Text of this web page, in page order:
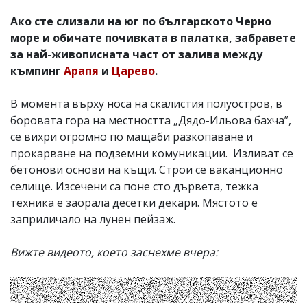
Ако сте слизали на юг по българското Черно
море и обичате почивката в палатка, забравете
за най-живописната част от залива между
къмпинг Арапя и Царево.
В момента върху носа на скалистия полуостров, в
боровата гора на местността „Дядо-Ильова бахча”,
се вихри огромно по мащаби разкопаване и
прокарване на подземни комуникации. Изливат се
бетонови основи на къщи. Строи се ваканционно
селище. Изсечени са поне сто дървета, тежка
техника е заорала десетки декари. Мястото е
заприличало на лунен пейзаж.
Вижте видеото, което заснехме вчера: